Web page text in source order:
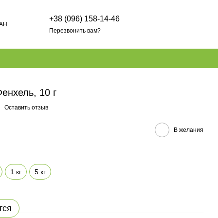
+38 (096) 158-14-46
Перезвонить вам?
10 г
Оставить отзыв
В желания
1 кг 5 кг